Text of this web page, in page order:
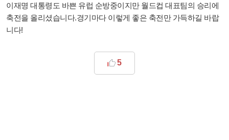
이재명 대통령도 바쁜 유럽 순방중이지만 월드컵 대표팀의 승리에
축전을 올리셨습니다.경기마다 이렇게 좋은 축전만 가득하길 바랍
니다!
5